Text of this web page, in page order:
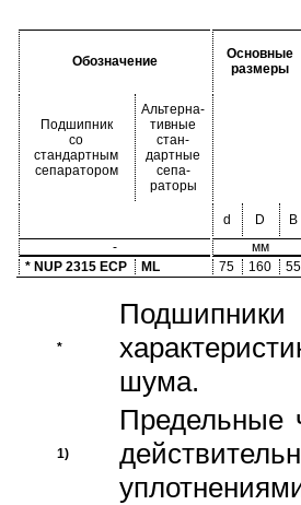
Обозначение
Основные
размеры
Подшипник
со
стандартным
сепаратором
Альтерна-
тивные
стан-
дартные
сепа-
раторы
d D B
- мм
* NUP 2315 ECP
ML 75 160 55
*
шума.
1)
Предельные